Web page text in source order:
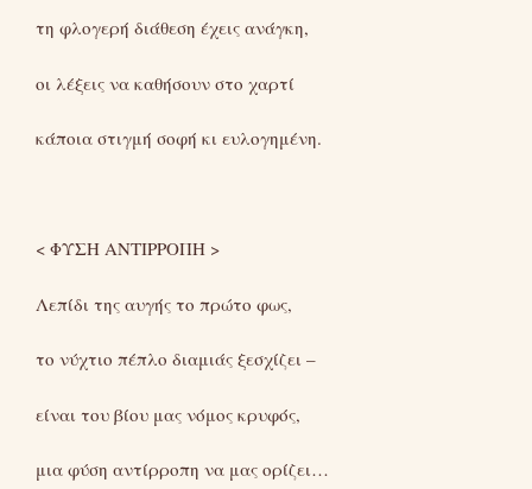
τη φλογερή διάθεση έχεις ανάγκη,
οι λέξεις να καθήσουν στο χαρτί
κάποια στιγμή σοφή κι ευλογημένη.
< ΦΥΣΗ ΑΝΤΙΡΡΟΠΗ >
Λεπίδι της αυγής το πρώτο φως,
το νύχτιο πέπλο διαμιάς ξεσχίζει –
είναι του βίου μας νόμος κρυφός,
μια φύση αντίρροπη να μας ορίζει…